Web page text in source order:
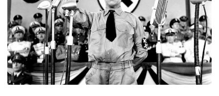
Arquetipos de situación
Artes visuales
Ciencia
Cine y televisión
Ciudad
Cómics